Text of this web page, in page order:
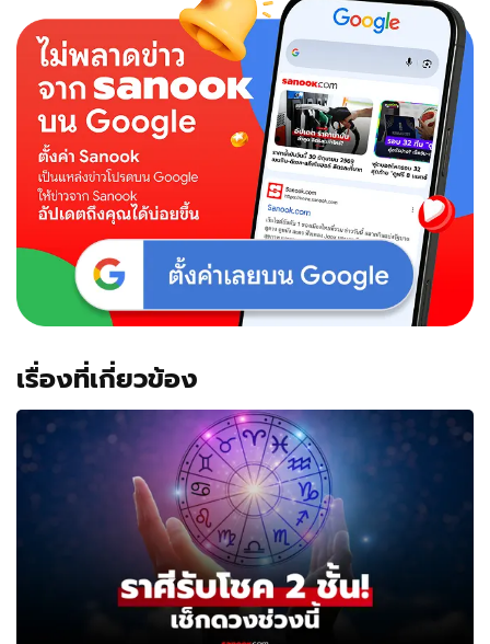
เรื่องที่เกี่ยวข้อง